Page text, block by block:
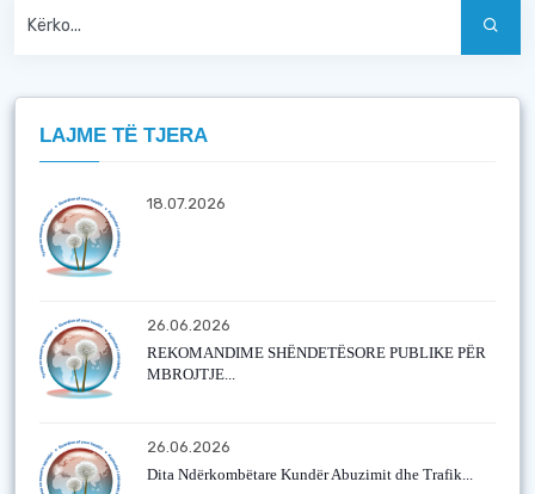
LAJME TË TJERA
18.07.2026
26.06.2026
REKOMANDIME SHËNDETËSORE PUBLIKE PËR
MBROJTJE...
26.06.2026
Dita Ndërkombëtare Kundër Abuzimit dhe Trafik...